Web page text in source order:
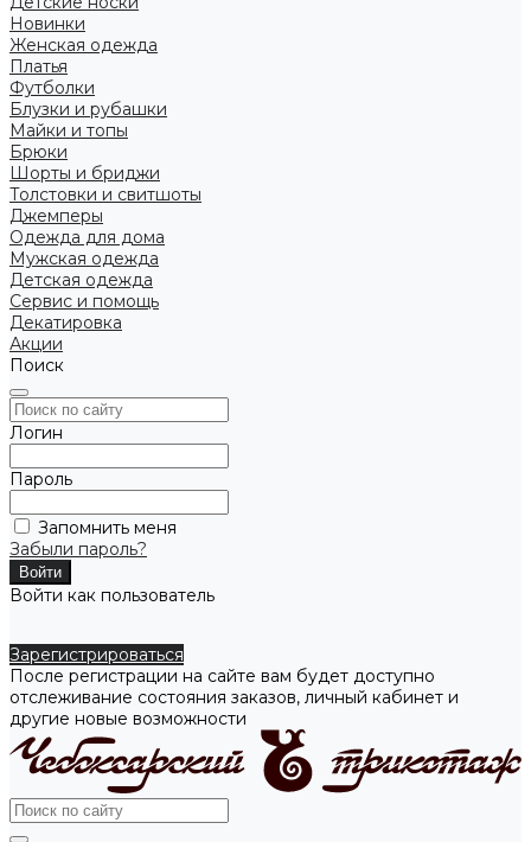
Новинки
Женская одежда
Платья
Футболки
Блузки и рубашки
Майки и топы
Брюки
Шорты и бриджи
Толстовки и свитшоты
Джемперы
Одежда для дома
Мужская одежда
Детская одежда
Сервис и помощь
Декатировка
Акции
Поиск
Логин
Пароль
Запомнить меня
Забыли пароль?
Войти как пользователь
Зарегистрироваться
После регистрации на сайте вам будет доступно
отслеживание состояния заказов, личный кабинет и
другие новые возможности